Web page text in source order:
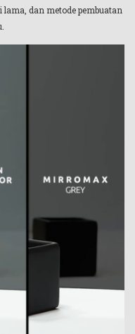
lama, dan metode pembuatan